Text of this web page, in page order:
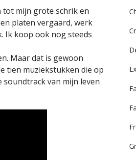
tot mijn grote schrik en
platen vergaard, werk
Ik koop ook nog steeds
Maar dat is gewoon
tien muziekstukken die op
van mijn leven